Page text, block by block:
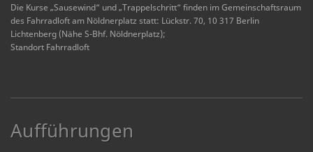
Die Kurse „Sausewind“ und „Trappelschritt“ finden im Gemeinschaftsraum
des Fahrradloft am Nöldnerplatz statt: Lückstr. 70, 10 317 Berlin
Lichtenberg (Nähe S-Bhf. Nöldnerplatz);
Standort Fahrradloft
Aufführungen